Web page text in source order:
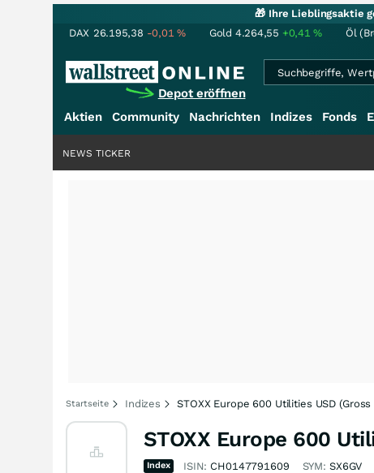
🎁 Ihre Lieblingsaktie
DAX 26.195,38 -0,01% Gold 4.264,55 +0,41% Öl
Depot eröffnen
Aktien Community Nachrichten Indizes Fonds
NEWS TICKER
Startseite Indizes STOXX Europe 600 Utilities USD
STOXX Europe 600
Index ISIN: CH0147791609 SYM: SX6GV